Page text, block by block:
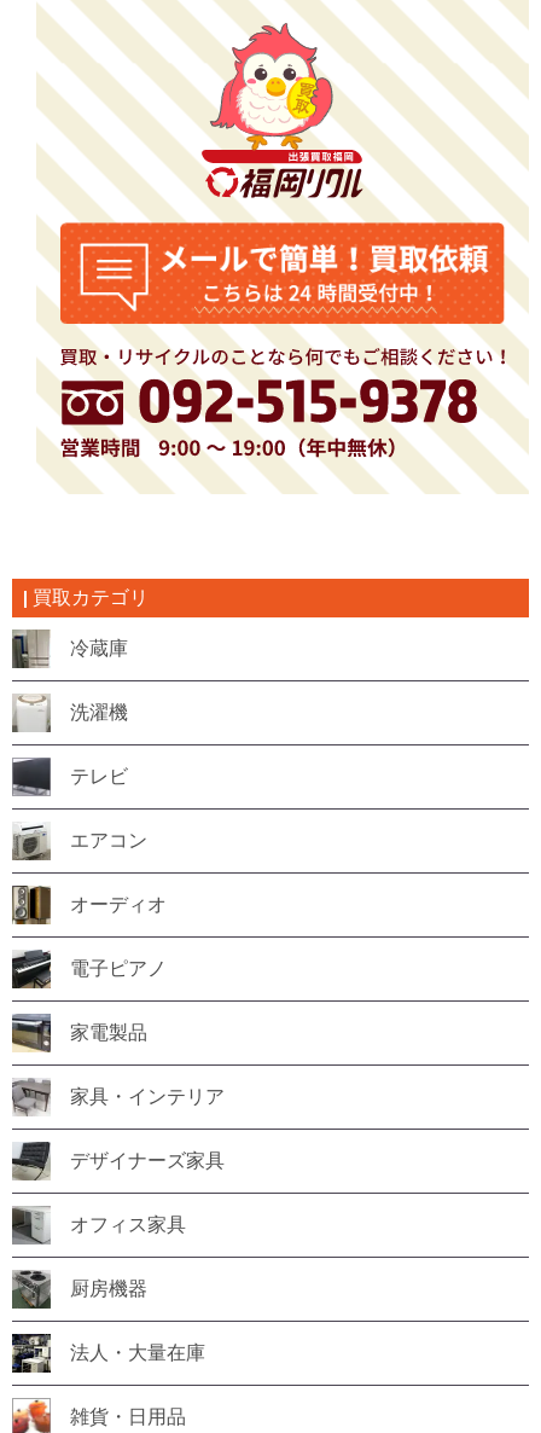
買取カテゴリ
冷蔵庫
洗濯機
テレビ
エアコン
オーディオ
電子ピアノ
家電製品
家具・インテリア
デザイナーズ家具
オフィス家具
厨房機器
法人・大量在庫
雑貨・日用品